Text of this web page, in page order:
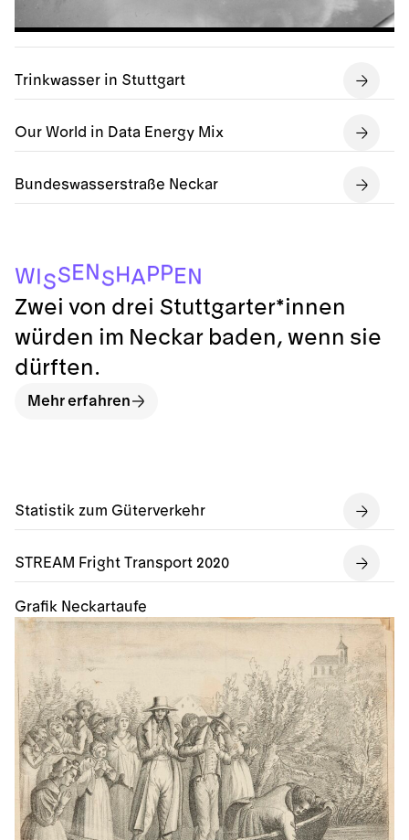
Trinkwasser in Stuttgart
Our World in Data Energy Mix
Bundeswasserstraße Neckar
Statistik zum Güterverkehr
STREAM Fright Transport 2020
Grafik Neckartaufe
W SSENSHAPP E N
Zwei von drei Stuttgarter*innen
würden im Neckar baden, wenn sie
dürften.
Mehr erfahren